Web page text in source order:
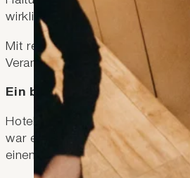
wirklich – jenseits von
Mit reflektierten Gedanken,
Verantwortung im Aussen in
Ein besonderer Moment
Hoteldirektorin Christine
war es für sie ein sehr
einem Monat verlässt sie das